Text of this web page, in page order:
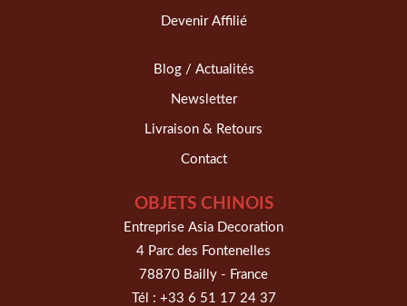
Devenir Affilié
Blog / Actualités
Newsletter
Livraison & Retours
Contact
OBJETS CHINOIS
Entreprise Asia Decoration
4 Parc des Fontenelles
78870 Bailly - France
Tél : +33 6 51 17 24 37